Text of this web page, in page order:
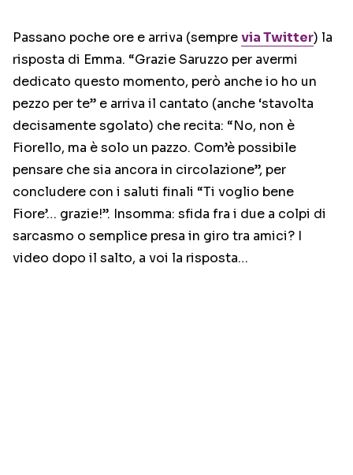
Passano poche ore e arriva (semprevia Twitter) la
risposta di Emma. “Grazie Saruzzo per avermi
dedicato questo momento, però anche io ho un
pezzo per te” e arriva il cantato (anche ‘stavolta
decisamente sgolato) che recita: “No, non è
Fiorello, ma è solo un pazzo. Com’è possibile
pensare che sia ancora in circolazione”, per
concludere con i saluti finali “Ti voglio bene
Fiore’… grazie!”. Insomma: sfida fra i due a colpi di
sarcasmo o semplice presa in giro tra amici? I
video dopo il salto, a voi la risposta…